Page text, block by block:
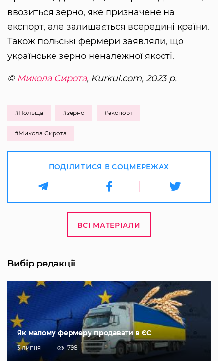
ввозиться зерно, яке призначене на
експорт, але залишається всередині країни.
Також польські фермери заявляли, що
українське зерно неналежної якості.
© Микола Сирота, Kurkul.com, 2023 р.
#Польща #зерно #експорт
#Микола Сирота
ПОДІЛИТИСЯ В СОЦМЕРЕЖАХ
ВСІ МАТЕРІАЛИ
Вибір редакції
Як малому фермеру продавати в ЄС
3 липня 798